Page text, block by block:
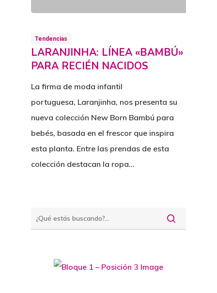
Tendencias
LARANJINHA: LÍNEA «BAMBÚ»
PARA RECIÉN NACIDOS
La firma de moda infantil
portuguesa, Laranjinha, nos presenta su
nueva colección New Born Bambú para
bebés, basada en el frescor que inspira
esta planta. Entre las prendas de esta
colección destacan la ropa…